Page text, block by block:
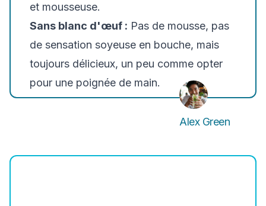
et mousseuse.
Sans blanc d'œuf : Pas de mousse, pas
de sensation soyeuse en bouche, mais
toujours délicieux, un peu comme opter
pour une poignée de main.
Alex Green